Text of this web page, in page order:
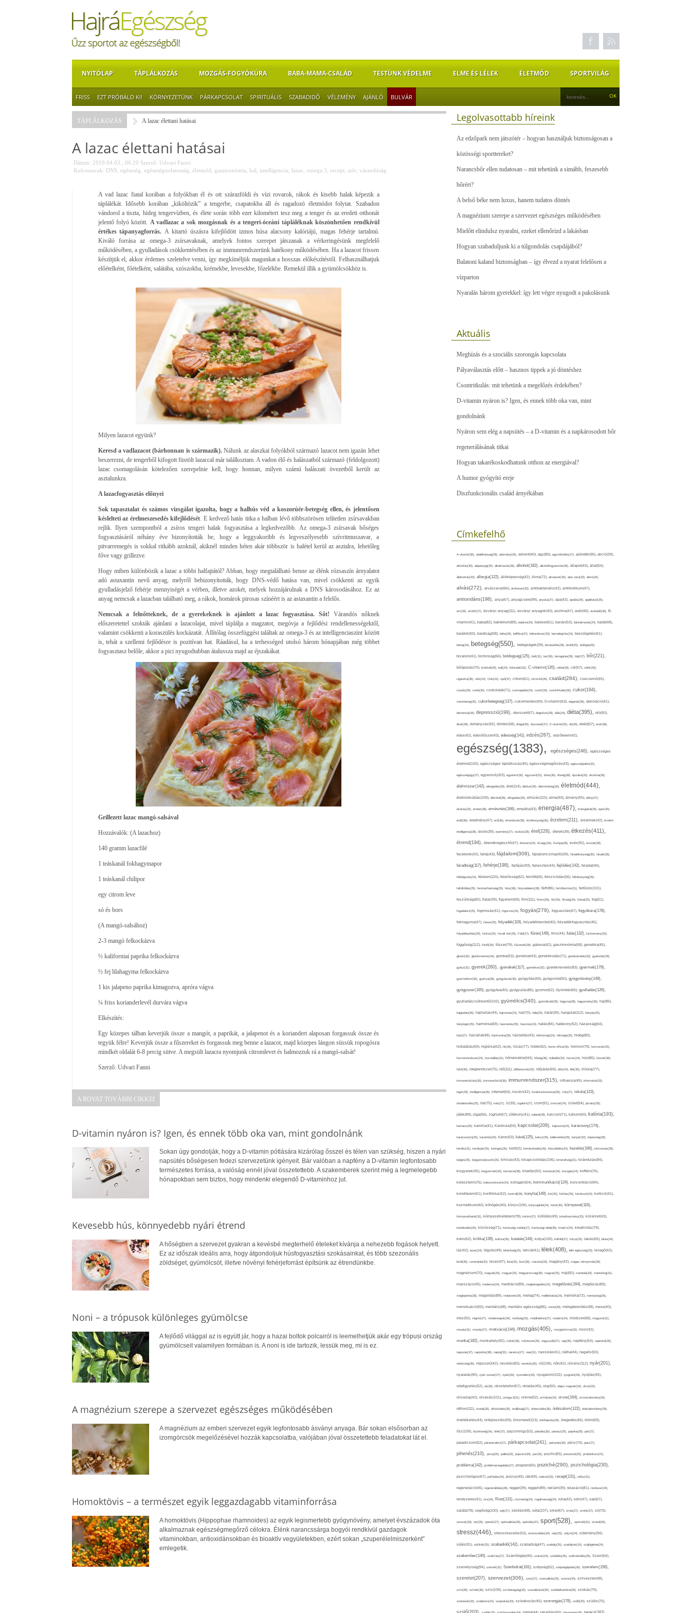
NYITÓLAP TÁPLÁLKOZÁS MOZGÁS-FOGYÓKÚRA BABA-MAMA-CSALÁD TESTÜNK VÉDELME ELME ÉS LÉLEK ÉLETMÓD SPORTVILÁG
FRISS EZT PRÓBÁLD KI! KÖRNYEZETÜNK PÁRKAPCSOLAT SPIRITUÁLIS SZABADIDŐ VÉLEMÉNY AJÁNLÓ BULVÁR
TÁPLÁLKOZÁS A lazac élettani hatásai
A lazac élettani hatásai
Dátum: 2019.04.03., 06:20 Szerző: Udvari Fanni
Kulcsszavak: DNS egészség egészségtudatosság életmód gasztronómia hal intelligencia lazac omega 3 recept, szív, várandóság
A vad lazac fiatal korában a folyókban él és ott szárazföldi és vízi rovarok, rákok és kisebb halak képezik a
táplálékát. Idősebb korában „kiköltözik” a tengerbe, csapatokba áll és ragadozó életmódot folytat. Szabadon
vándorol a tiszta, hideg tengervízben, és élete során több ezer kilométert tesz meg a tenger és az eredeti otthonát
jelentő folyó között. A vadlazac a sok mozgásnak és a tengeri-óceáni tápláléknak köszönhetően rendkívül
értékes tápanyagforrás. A kitartó úszásra kifejlődött izmos húsa alacsony kalóriájú, magas fehérje tartalmú.
Kiváló forrása az omega-3 zsírsavaknak, amelyek fontos szerepet játszanak a vérkeringésünk megfelelő
működésében, a gyulladások csökkentésében és az immunrendszerünk hatékony működésében. Ha a lazacot frissen
készítjük el, akkor érdemes szeletelve venni, így megkíméljük magunkat a hosszas előkészítéstől. Felhasználhatjuk
előételként, főételként, salátába, szószokba, krémekbe, levesekbe, főzelékbe. Remekül illik a gyümölcsökhöz is.
Milyen lazacot együnk?
Keresd a vadlazacot (bárhonnan is származik).Nálunk az alaszkai folyókból származó lazacot nem igazán lehet
beszerezni, de tengerből kifogott füstölt lazaccal már találkoztam. A vadon élő és halászatból származó (feldolgozott)
lazac csomagolásán kötelezően szerepelnie kell, hogy honnan, milyen számú halászati övezetből került az
asztalunkra.
A lazacfogyasztás előnyei
Sok tapasztalat és számos vizsgálat igazolta, hogy a halhús véd a koszorúér-betegség ellen, és jelentősen
késlelteti az érelmeszesedés kifejlődését . E kedvező hatás titka a halban lévő többszörösen telítetlen zsírsavakban
rejlik. Ilyen szempontból a zsíros tengeri halak fogyasztása a legkedvezőbb. Az omega-3 zsírsavak bőséges
fogyasztásáról néhány éve bizonyították be, hogy a leggyakoribb és legveszélyesebb szívritmuszavar, a
pitvarremegés is sokkal ritkább azoknál, akiknél minden héten akár többször is halétel kerül az asztalra, lehetőleg
főve vagy grillezve.
Hogy miben különbözik a lazac a többi halfajtától? Abban, hogy megtalálható benne az élénk rózsaszín árnyalatot
adó astaxantin nevű anyag, melyről bebizonyították, hogy DNS-védő hatása van, mivel csökkenti az egyik
gyulladásjelző fehérje mennyiségét a vérben, illetve azokét, melyek hozzájárulnak a DNS károsodásához. Ez az
anyag nemcsak a lazacban található meg, a rákok, homárok pirosas színéért is az astaxantin a felelős.
Nemcsak a felnőtteknek, de a gyerekeknek is ajánlott a lazac fogyasztása. Sőt! Várandós nőknek
előszeretettel szokták ajánlani a lazacolajat, mivel táplálja a magzatot, megóvja a fejlődési rendellenességektől,
valamint csökkenti a koraszülés kockázatát. Állítólag összefüggést találtak az omega-3 és az intelligenciaszint között
is, tehát a szellemi fejlődésre is pozitívan hat. Ráadásul, ha a terhességed utolsó három hónapjában még többet
fogyasztasz belőle, akkor a pici nyugodtabban átalussza majd az éjszakákat.
Grillezett lazac mangó-salsával
Hozzávalók: (A lazachoz)
140 gramm lazacfilé
1 teáskanál fokhagymapor
1 teáskanál chilipor
egy citrom leve
só és bors
(A mangó-salsához)
2-3 mangó felkockázva
½ kaliforniai paprika felkockázva
½ fej lilahagyma felkockázva
1 kis jalapeno paprika kimagozva, apróra vágva
¼ friss korianderlevél durvára vágva
Elkészítés:
Egy közepes tálban keverjük össze a mangót, a paprikát, a jalapenot és a koriandert alaposan forgassuk össze és
tegyük félre! Keverjük össze a fűszereket és forgassuk meg benne a lazacot, majd közepes lángon süssük ropogósra
mindkét oldalát 6-8 percig sütve. A megsült lazacra nyomjunk citromlevet és halmozzuk rá a mangó-salsát!
Szerző: Udvari Fanni
A ROVAT TOVÁBBI CIKKEI
D-vitamin nyáron is? Igen, és ennek több oka van, mint gondolnánk
Sokan úgy gondolják, hogy a D-vitamin pótlására kizárólag ősszel és télen van szükség, hiszen a nyári
napsütés bőségesen fedezi szervezetünk igényeit. Bár valóban a napfény a D-vitamin legfontosabb
természetes forrása, a valóság ennél jóval összetettebb. A szakemberek szerint még a legmelegebb
hónapokban sem biztos, hogy mindenki elegendő D-vitaminhoz jut.
Kevesebb hús, könnyedebb nyári étrend
A hőségben a szervezet gyakran a kevésbé megterhelő ételeket kívánja a nehezebb fogások helyett.
Ez az időszak ideális arra, hogy átgondoljuk húsfogyasztási szokásainkat, és több szezonális
zöldséget, gyümölcsöt, illetve növényi fehérjeforrást építsünk az étrendünkbe.
Noni – a trópusok különleges gyümölcse
A fejlődő világgal az is együtt jár, hogy a hazai boltok polcairól is leemelhetjük akár egy trópusi ország
gyümölcseit valamilyen formában is. A noni is ide tartozik, lessük meg, mi is ez.
A magnézium szerepe a szervezet egészséges működésében
A magnézium az emberi szervezet egyik legfontosabb ásványi anyaga. Bár sokan elsősorban az
izomgörcsök megelőzésével hozzák kapcsolatba, valójában jóval összetettebb feladatokat lát el.
Homoktövis – a természet egyik leggazdagabb vitaminforrása
A homoktövis (Hippophae rhamnoides) az egyik legismertebb gyógynövény, amelyet évszázadok óta
alkalmaznak egészségmegőrző célokra. Élénk narancssárga bogyói rendkívül gazdagok
vitaminokban, antioxidánsokban és bioaktív vegyületekben, ezért sokan „szuperélelmiszerként”
emlegetik.
Legolvasottabb híreink
Az edzőpark nem játszótér – hogyan használjuk biztonságosan a
közösségi sporttereket?
Narancsbőr ellen tudatosan – mit tehetünk a simább, feszesebb
bőrért?
A belső béke nem luxus, hanem tudatos döntés
A magnézium szerepe a szervezet egészséges működésében
Mielőtt elindulsz nyaralni, ezeket ellenőrizd a lakásban
Hogyan szabaduljunk ki a túlgondolás csapdájából?
Balatoni kaland biztonságban – így élvezd a nyarat felelősen a
vízparton
Nyaralás három gyerekkel: így lett végre nyugodt a pakolásunk
Aktuális
Meghízás és a szociális szorongás kapcsolata
Pályaválasztás előtt – hasznos tippek a jó döntéshez
Csontritkulás: mit tehetünk a megelőzés érdekében?
D-vitamin nyáron is? Igen, és ennek több oka van, mint
gondolnánk
Nyáron sem elég a napsütés – a D-vitamin és a napkárosodott bőr
regenerálásának titkai
Hogyan takarékoskodhatunk otthon az energiával?
A humor gyógyító ereje
Diszfunkcionális család árnyékában
Címkefelhő
A-vitamin(36), adalékanyag(28), adomány(26), advent(40), agy(80), agyműködés(27), ajándék(95), akció(39),
aktivitás(30), alapanyag(30), alkalmazás(28), alkohol(182), alkoholfogyasztás(36), állapot(43), állat(54),
állattartás(33), allergia(122), állóképesség(42), Alma(72), almaecet(26), aloe vera(33), álom(34),
alvás(272), alvászavar(66), aminosav(33), antibakteriális(42), antibiotikum(47),
antioxidáns(198), anya(67), anyagcsere(99), anyuka(27), apa(42), ápolás(29), applikáció(26),
arc(29), arcbőr(27), ásványi anyag(111), ásványi anyagok(40), asztma(47), autó(46), avokádó(36), B-
vitamin(41), baba(82), baktérium(89), balaton(34), baleset(51), banán(53), bántalmazás(24), barát(48),
barátok(50), barátság(58), béke(29), bélflóra(37), bélrendszer(33), bemelegítés(24), beszélgetés(61),
beteg(34), betegség(550), betegségek(39), bevásárlás(28), bicikli(25), biológia(25),
bizalom(41), biztonság(66), boldogság(125), bolt(31), bor(36), borogatás(28), böjt(27), bőr(221),
bőrápolás(70), brokkoli(29), buli(24), bűntudat(32), C-vitamin(120), cékla(28), cél(57), célok(30),
cigaretta(38), cikk(24), Cink(24), cipő(37), citrom(61), citromfű(26), család(284), csecsemő(45),
csípés(26), csoki(35), csokoládé(71), csomagolás(24), csont(33), csontritkulás(36), cukor(194),
cukorbeteg(25), cukorbetegség(137), cukormentes(69), D-vitamin(53), daganat(36), dekoráció(41),
demencia(34), depresszió(199), desszert(67), diagnózis(28), diák(24), diéta(395), dió(50),
divat(38), dohányzás(92), döntés(58), drága(26), duzzanat(27), E-vitamin(25), eb(26), ebéd(57), ecet(38),
édes(42), édesítőszer(43), édesség(141), edzés(267), edzőterem(42),
egészség(1383), egészséges(246), egészséges
életmód(100), egészséges táplálkozás(45), egészségmegőrzés(43), egészségtelen(32),
egészségügy(27), egyensúly(63), egyetem(30), egyszerű(31), éhes(30), éhség(38), éjszaka(33), ekcéma(26),
élelmiszer(142), elengedés(29), élet(114), életkor(30), életminőség(30), életmód(444),
életmódváltás(109), életvitel(28), elfogadás(30), elhízás(110), elme(93), élmény(55), előny(37),
elvárás(32), ember(38), emésztés(166), empátia(43), energia(487), Energiaital(29), eper(30),
erdő(36), eredmény(47), erő(36), érrendszer(36), érzékenység(36), érzelem(211), érzelmek(42), érzelmi
intelligencia(28), érzés(39), esemény(27), eszköz(28), étel(228), ételek(39), étkezés(411),
étrend(194), étrendkiegészítő(47), étterem(24), étvágy(34), Európa(28), evés(92), évszak(28),
facebook(42), fahéj(43), fájdalom(308), fájdalomcsillapító(39), fáradékonyság(30), fáradt(28),
fáradtság(117), fehérje(198), fejfájás(93), fejlesztés(44), fejlődés(142), feladat(46),
feldolgozás(24), félelem(115), felelősség(62), felnőtt(66), felszívódás(56), féltékenység(26),
feltöltődés(29), fenntarthatóság(29), fény(36), fényvédelem(28), férfi(86), fertőtlenítés(31), fertőzés(101),
feszültség(82), fiatal(39), figyelem(69), film(111), finom(26), fitt(34), fittség(34), fizikai(25), fog(51),
fogadalom(25), fogmosás(41), fogorvos(24), fogyás(279), fogyasztás(67), fogyókúra(178),
fokhagyma(47), folsav(25), folyadék(119), folyadékbevitel(40), folyadékfogyasztás(45),
folyadékpótlás(29), fontos(25), forralt bor(26), Föld(27), főzés(149), friss(44), futás(132), futóverseny(32),
függőség(112), fürdő(26), fűszer(79), fűszerek(28), gabona(42), gasztronómia(58), genetika(45),
glutén(32), gluténmentes(34), gomba(53), gondolat(43), gondolkodás(71), gondoskodás(33), gyakorlat(29),
gyász(31), gyerek(260), gyerekek(117), gyerekkor(32), gyereknevelés(83), gyermek(179),
gyermekkor(36), gyertya(28), gyógyászat(36), gyógyítás(69), gyógymód(50), gyógynövény(149),
gyógyszer(165), gyógytea(40), gyógyulás(85), gyomor(62), Gyömbér(66), gyulladás(126),
gyulladáscsökkentő(102), gyümölcs(340), gyümölcslé(28), hagyma(28), hagyomány(36), haj(85),
hajápolás(36), hajhullás(44), hajmosás(24), hal(70), hála(25), halál(39), hangulat(112), hányás(25),
hányinger(25), harmónia(69), hasmenés(35), hasznos(24), hatás(84), hatékony(52), házasság(64),
házi(27), háziállat(48), házimunka(28), háztartás(43), hétköznap(24), hétvége(25), hideg(80),
hidratálás(69), higiénia(52), hit(26), hízás(77), hobbi(62), home office(26), hormon(79), hormonok(25),
hormonrendszer(24), hozzáállás(31), hőmérséklet(44), hőség(36), hulladék(33), humor(24), hús(86), húsvét(36),
hűtő(30), idegrendszer(75), idő(111), időbeosztás(32), időjárás(69), idős(24), illat(30), illóolaj(77),
immunerősítés(30), immunerősítő(36), immunrendszer(315), influenza(45), információ(33),
inger(29), intelligencia(28), internet(64), inzulin(42), inzulinrezisztencia(35), írás(27), iskola(123),
iskolakezdés(25), ital(75), ivás(27), íz(39), izgalom(27), izom(91), izomzat(24), ízület(54), járvány(35),
játék(89), jóga(56), Joghurt(67), jótékony(41), kaland(28), kalcium(71), kálium(50), kalória(193),
kamasz(30), kamilla(41), Kánikula(59), kapcsolat(209), káposzta(24), karácsony(174),
karácsonyfa(25), karantén(34), káros(53), kávé(125), keksz(29), kellemetlen(29), kenyér(32), képesség(28),
kérdés(31), kerékpár(25), keringés(26), kert(52), kertészkedés(26), készülődés(24), kezelés(166), kézmosás(28),
kiégés(25), kiegyensúlyozott(26), kihívás(43), kikapcsolódás(106), kimerültség(31), kirándulás(84),
kisgyerek(45), kisgyermek(34), kismama(38), kitartás(50), kockázat(34), kocogás(24), koffein(76),
koleszterin(76), koleszterinszint(24), kollagén(54), kommunikáció(124), koncentráció(94),
konditerem(51), konfliktus(52), kontroll(28), konyha(149), kór(25), kórház(29), kórokozó(24), kortizol(41),
kozmetikum(40), köhögés(40), könyv(106), könyvajánló(24), köret(30), környezet(116),
környezetbarát(31), környezetvédelem(78), köröm(27), kötődés(49), következmény(33), közérzet(43),
közlekedés(26), közösség(71), közösségi média(27), közösségi oldal(38), kreatív(34), kreativitás(79),
krém(62), kritika(139), kultúra(36), kutatás(144), kutya(100), külföld(27), kütyü(33), lakás(65), látás(34),
láz(42), lazac(24), légzés(49), lehetőség(25), lekvár(41), lélek(408), lelki egészség(33), levegő(42),
levél(28), Levendula(32), leves(47), lista(32), liszt(36), macska(33), magány(42), magas vérnyomás(28),
magnézium(70), magvak(25), magyar(25), Magyarország(28), magzat(25), máj(60), mandula(33), marketing(31),
masszázs(45), medence(24), meditáció(89), megbetegedés(24), megelőzés(164), megfázás(89),
meglepetés(28), megoldás(89), melatonin(29), meleg(74), mellékhatás(24), memória(72), mennyiség(26),
menstruáció(50), mentális(48), mentális egészség(86), menü(28), méregtelenítés(48), mese(40),
méz(92), migrén(27), mindennapok(34), minőség(33), mobiltelefon(27), modern(24), módszer(68), mogyoró(31),
mosás(31), mosoly(27), motiváció(144), mozgás(405), mozgásforma(25), mozi(42),
munka(182), munkahely(92), műtét(38), művészet(29), nagyszülő(27), nap(35), napfény(54), napirend(35),
napozás(37), napsütés(38), naptej(32), narancs(27), nasi(31), nassolás(41), nátha(44), negatív(50),
nehézség(36), népszerű(42), nevelés(83), nevetés(30), nő(106), nők(42), növény(112), nyár(201),
nyaralás(90), nyári szünet(27), nyelv(26), nyomelem(33), nyugalom(102), nyugtató(29), nyújtás(45),
odafigyelés(52), ok(36), okostelefon(57), oktatás(40), olaj(50), olajos magvak(34), olcsó(33),
olívaolaj(42), olvasás(101), omega-3(31), online(52), orrfolyás(24), orvos(164), orvostudomány(26),
otthon(111), óvoda(26), öltözködés(35), önállóság(27), önbecsülés(36), önbizalom(122), önbizalomhiány(28),
önértékelés(44), önfejlesztés(59), önismeret(113), önkifejezés(26), öregedés(46), öröm(69),
ősz(109), őszinteség(34), ötlet(37), pajzsmirigy(53), pakolás(30), panasz(25), paprika(28), pár(27),
paradicsom(52), páratartalom(27), párkapcsolat(241), pattanás(30), pénz(74), piac(27),
pihenés(210), pizza(25), pollen(32), popcorn(35), por(26), pozitív(83), prevenció(25), probiotikum(37),
probléma(142), problémamegoldás(27), program(60), psziché(290), pszichológia(230),
pszichológus(67), puffadás(34), pulzus(45), rák(69), reakció(33), recept(131), reflux(31),
regeneráció(46), regenerálódás(28), reggel(39), reggeli(89), reklám(39), relaxáció(81), rendszer(24),
rendszeres(41), rizs(34), Rost(131), rozmaring(24), rugalmasság(24), ruha(42), rutin(47), sajt(67),
saláta(78), segítség(100), sejt(27), sérülés(58), séta(107), siker(67), sírás(27), smink(37), só(70),
sorozat(33), sör(26), spenót(27), spiritualitás(28), spórolás(37), sport(528), sportoló(31), strand(35),
stressz(446), stresszkezelés(53), stresszoldás(34), súly(25), súlyzó(24), sütemény(94),
sütés(91), sütőtök(25), szabadidő(142), szabadság(47), szabály(25), szabályok(24), szájhigiénia(24),
szakember(140), szakítás(27), Számítógép(46), száraz(24), szédülés(35), székrekedés(25), Szem(54),
személyiség(94), szemét(32), Szénhidrát(181), szépség(52), szépségápolás(26), szerelem(156),
szeretet(207), szervezet(306), szex(27), szexualitás(25), szezon(34), szilveszter(48),
szín(28), színek(36), szív(109), szívbetegség(32), szocializáció(30), szódabikarbóna(35), szokás(79),
szokások(33), szolárium(24), szoptatás(33), szórakozás(45), szorongás(178), szőlő(25), szülés(70),